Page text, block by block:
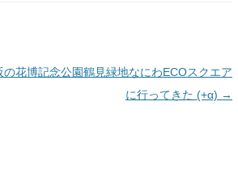
の花博記念公園鶴見緑地なにわECOスクエア
に行ってきた (+α) →